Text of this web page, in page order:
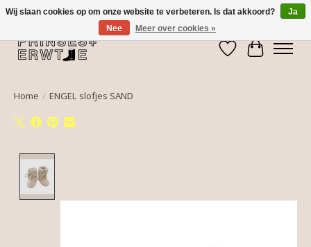
Verlanglijst
Home / ENGEL slofjes SAND
Wij slaan cookies op om onze website te verbeteren. Is dat akkoord?
Ja
Nee
Meer over cookies »